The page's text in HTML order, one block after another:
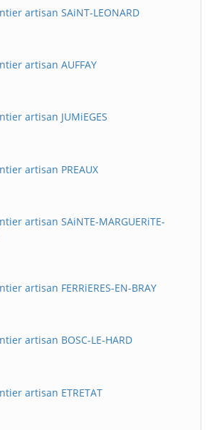
artisan SAiNT-LEONARD
artisan AUFFAY
artisan JUMiEGES
artisan PREAUX
artisan SAiNTE-MARGUERiTE-
artisan FERRiERES-EN-BRAY
artisan BOSC-LE-HARD
artisan ETRETAT